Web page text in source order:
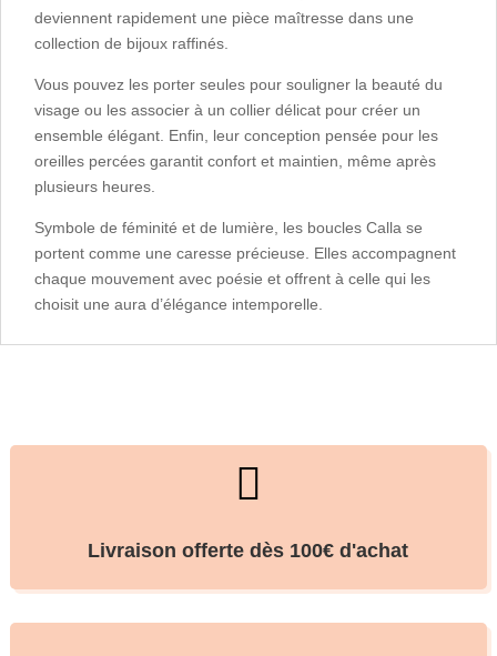
deviennent rapidement une pièce maîtresse dans une
collection de bijoux raffinés.
Vous pouvez les porter seules pour souligner la beauté du
visage ou les associer à un collier délicat pour créer un
ensemble élégant. Enfin, leur conception pensée pour les
oreilles percées garantit confort et maintien, même après
plusieurs heures.
Symbole de féminité et de lumière, les boucles Calla se
portent comme une caresse précieuse. Elles accompagnent
chaque mouvement avec poésie et offrent à celle qui les
choisit une aura d’élégance intemporelle.

Livraison offerte dès 100€ d'achat